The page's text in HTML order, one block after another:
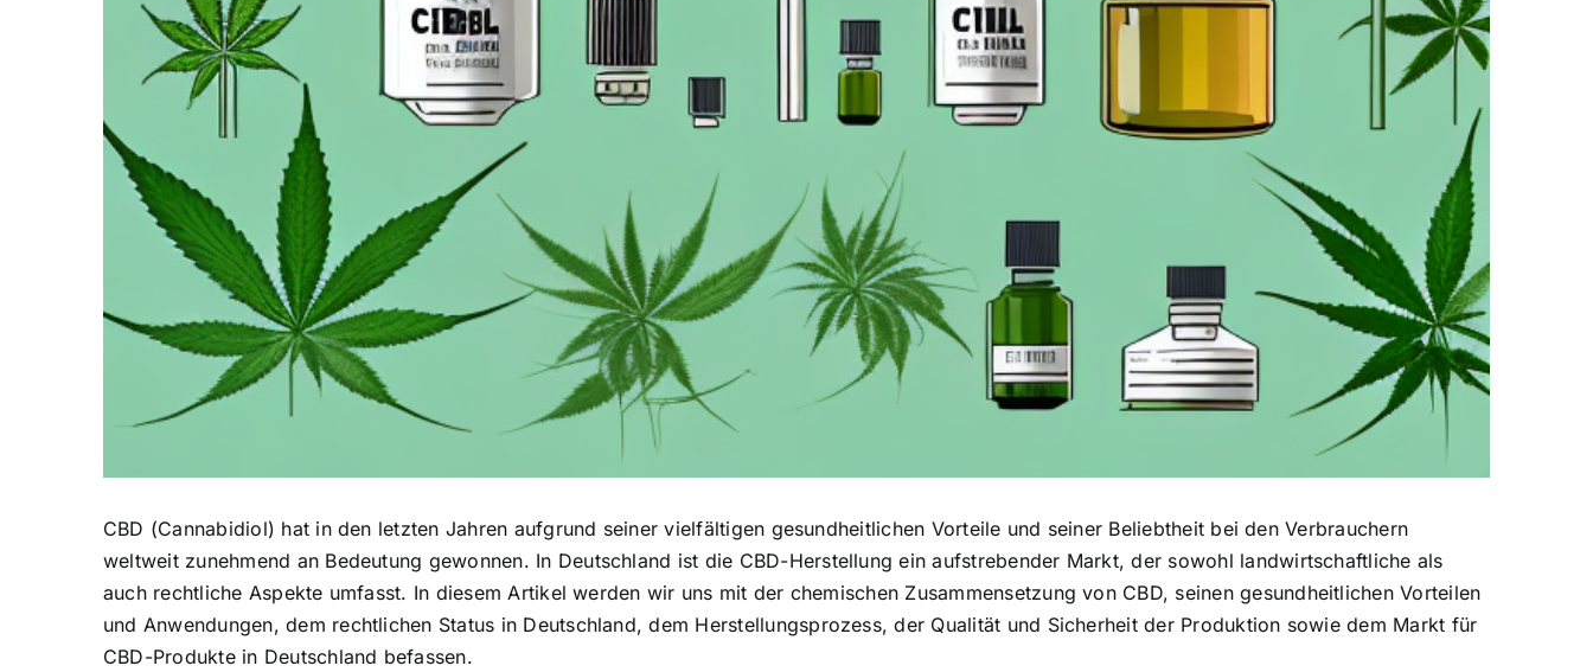
CBD (Cannabidiol) hat in den letzten Jahren aufgrund seiner vielfältigen gesundheitlichen Vorteile und seiner Beliebtheit bei den Verbrauchern
weltweit zunehmend an Bedeutung gewonnen. In Deutschland ist die CBD-Herstellung ein aufstrebender Markt, der sowohl landwirtschaftliche als
auch rechtliche Aspekte umfasst. In diesem Artikel werden wir uns mit der chemischen Zusammensetzung von CBD, seinen gesundheitlichen Vorteilen
und Anwendungen, dem rechtlichen Status in Deutschland, dem Herstellungsprozess, der Qualität und Sicherheit der Produktion sowie dem Markt für
CBD-Produkte in Deutschland befassen.